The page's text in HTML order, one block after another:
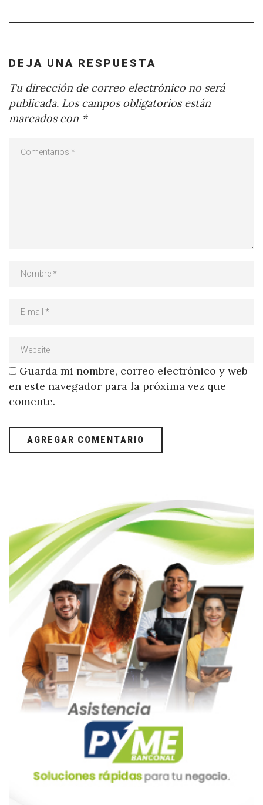
DEJA UNA RESPUESTA
Tu dirección de correo electrónico no será
publicada. Los campos obligatorios están
marcados con *
Guarda mi nombre, correo electrónico y web
en este navegador para la próxima vez que
comente.